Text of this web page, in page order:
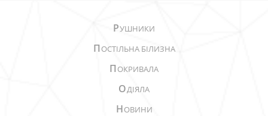
РУШНИКИ
ПОСТІЛЬНА БІЛИЗНА
ПОКРИВАЛА
ОДІЯЛА
НОВИНИ